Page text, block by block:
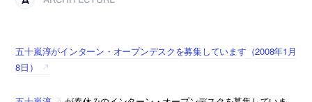
五十嵐淳がインターン・オープンデスクを募集しています（2008年1月
8日）